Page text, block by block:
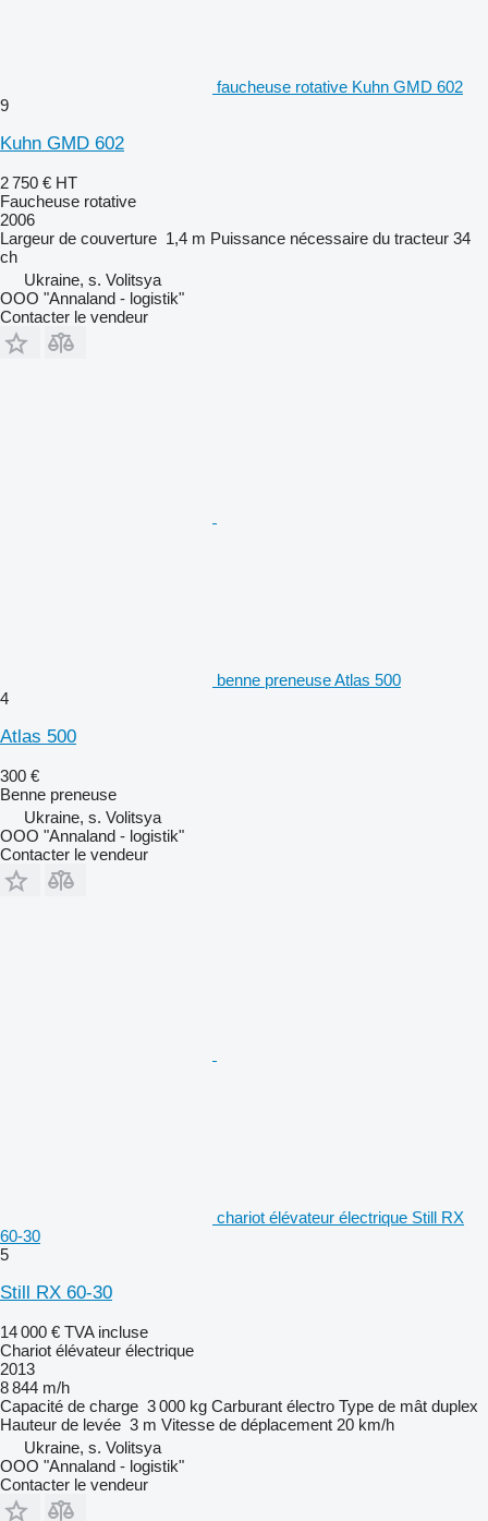
faucheuse rotative Kuhn GMD 602
9
Kuhn GMD 602
2 750 € HT
Faucheuse rotative
2006
Largeur de couverture 1,4 m Puissance nécessaire du tracteur 34
ch
Ukraine, s. Volitsya
OOO "Annaland - logistik"
Contacter le vendeur
benne preneuse Atlas 500
4
Atlas 500
300 €
Benne preneuse
Ukraine, s. Volitsya
OOO "Annaland - logistik"
Contacter le vendeur
chariot élévateur électrique Still RX
60-30
5
Still RX 60-30
14 000 € TVA incluse
Chariot élévateur électrique
2013
8 844 m/h
Capacité de charge 3 000 kg Carburant électro Type de mât duplex
Hauteur de levée 3 m Vitesse de déplacement 20 km/h
Ukraine, s. Volitsya
OOO "Annaland - logistik"
Contacter le vendeur